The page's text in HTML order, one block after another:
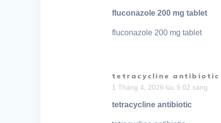
fluconazole 200 mg tablet
fluconazole 200 mg tablet
tetracycline antibiotic
1 Tháng 4, 2026 lúc 5:02 sáng
tetracycline antibiotic